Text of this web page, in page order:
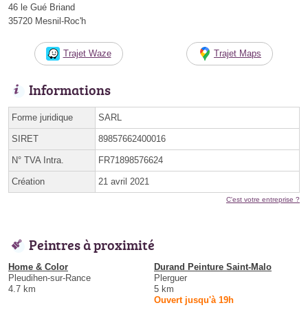
46 le Gué Briand
35720 Mesnil-Roc'h
Trajet Waze Trajet Maps
Informations
Forme juridique SARL
SIRET 89857662400016
N° TVA Intra. FR71898576624
Création 21 avril 2021
C'est votre entreprise ?
Peintres à proximité
Home & Color
Pleudihen-sur-Rance
4.7 km
Durand Peinture Saint-Malo
Plerguer
5 km
Ouvert jusqu'à 19h